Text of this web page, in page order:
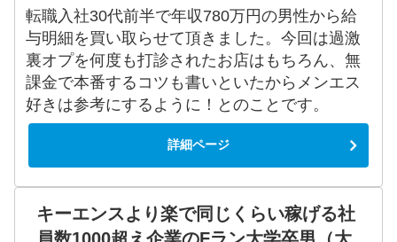
転職入社30代前半で年収780万円の男性から給
与明細を買い取らせて頂きました。今回は過激
裏オプを何度も打診されたお店はもちろん、無
課金で本番するコツも書いといたからメンエス
好きは参考にするように！とのことです。
詳細ページ
キーエンスより楽で同じくらい稼げる社